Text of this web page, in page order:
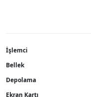
İşlemci
Bellek
Depolama
Ekran Kartı